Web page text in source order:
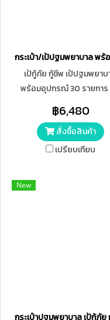
กระเป๋า/เป้ปฐมพยาบาล พ
เป้กู้ภัย กู้ชีพ เป้ปฐมพยาบ
พร้อมอุปกรณ์ 30 รายการ
แสง เพื่อความเห็นชัดในพื้นที่
แสง
฿6,480
สั่งซื้อสินค้า
เปรียบเทียบ
New
กระเป๋าปฐมพยาบาล เป้กู้ภัย